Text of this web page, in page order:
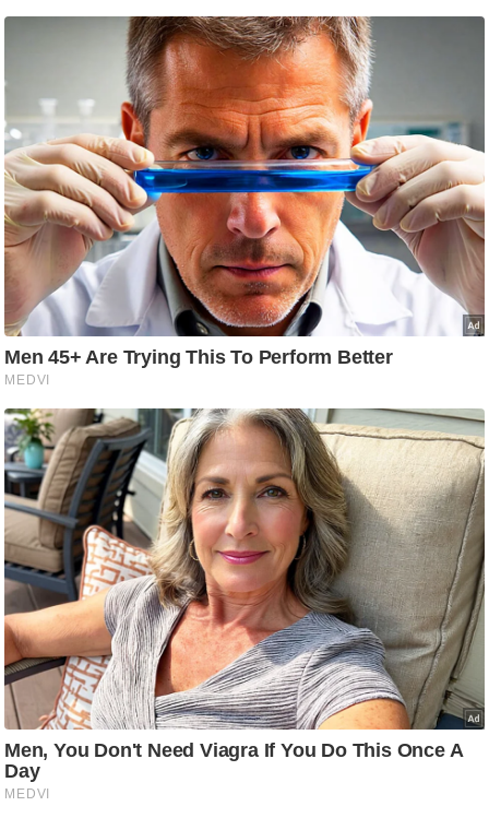
/
घ
रे
लू
नु
स्खे
र्य
ट
न
ल
फि
ट
ने
स
मं
त्रा
रि
ले
न
शि
प